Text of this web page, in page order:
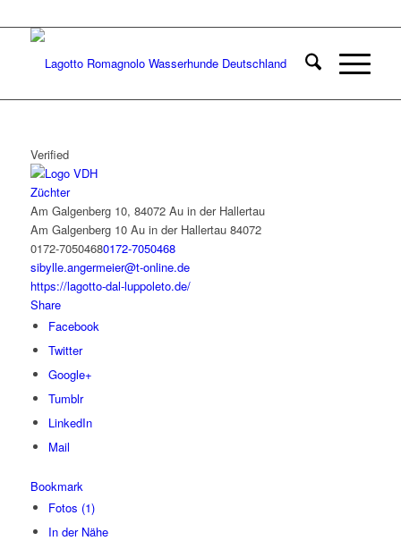
Verified
Züchter
Am Galgenberg 10, 84072 Au in der Hallertau
Am Galgenberg 10 Au in der Hallertau 84072
0172-70504680172-7050468
sibylle.angermeier@t-online.de
https://lagotto-dal-luppoleto.de/
Share
Facebook
Twitter
Google+
Tumblr
LinkedIn
Mail
Bookmark
Fotos (1)
In der Nähe